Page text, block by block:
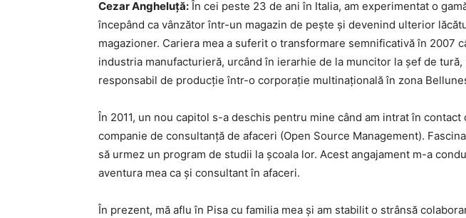
Cezar Angheluță: În cei peste 23 de ani în Italia, am experimentat o
începând ca vânzător într-un magazin de pește și devenind ulterior
magazioner. Cariera mea a suferit o transformare semnificativă în 2007
industria manufacturieră, urcând în ierarhie de la muncitor la șef de tură,
responsabil de producție într-o corporație multinațională în zona
În 2011, un nou capitol s-a deschis pentru mine când am intrat în contact
companie de consultanță de afaceri (Open Source Management).
să urmez un program de studii la școala lor. Acest angajament m-a
aventura mea ca și consultant în afaceri.
În prezent, mă aflu în Pisa cu familia mea și am stabilit o strânsă